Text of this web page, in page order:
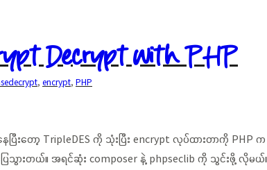
Decrypt with PHP
decrypt, encrypt, PHP
းတော့ TripleDES ကို သုံးပြီး encrypt လုပ်ထားတာကို PHP
သွားတယ်။ အရင်ဆုံး composer နဲ့ phpseclib ကို သွင်းဖို့ လိုမယ်